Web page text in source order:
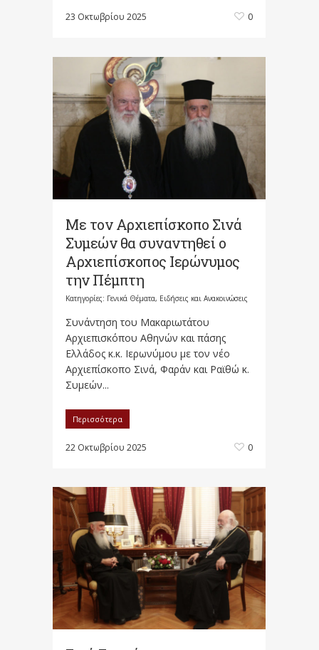
23 Οκτωβρίου 2025 0
Με τον Αρχιεπίσκοπο Σινά
Συμεών θα συναντηθεί ο
Αρχιεπίσκοπος Ιερώνυμος
την Πέμπτη
Κατηγορίες: Γενικά Θέματα, Ειδήσεις και Ανακοινώσεις
Συνάντηση του Μακαριωτάτου
Αρχιεπισκόπου Αθηνών και πάσης
Ελλάδος κ.κ. Ιερωνύμου με τον νέο
Αρχιεπίσκοπο Σινά, Φαράν και Ραϊθώ κ.
Συμεών...
Περισσότερα
22 Οκτωβρίου 2025 0